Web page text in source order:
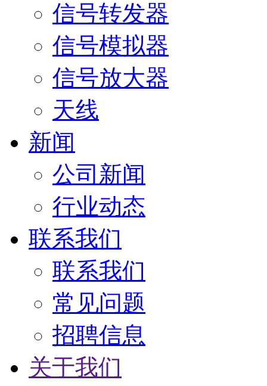
信号转发器
信号模拟器
信号放大器
天线
新闻
公司新闻
行业动态
联系我们
联系我们
常见问题
招聘信息
关于我们